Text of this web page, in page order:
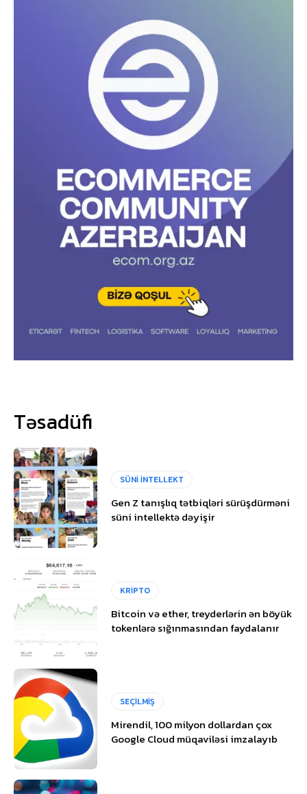
Təsadüfi
SÜNİ İNTELLEKT
Gen Z tanışlıq tətbiqləri sürüşdürməni
süni intellektə dəyişir
KRİPTO
Bitcoin və ether, treyderlərin ən böyük
tokenlərə sığınmasından faydalanır
SEÇİLMİŞ
Mirendil, 100 milyon dollardan çox
Google Cloud müqaviləsi imzalayıb